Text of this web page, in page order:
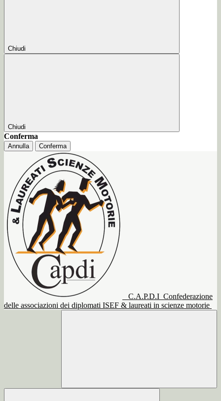
Chiudi
Chiudi
Conferma
Annulla Conferma
C.A.P.D.I Confederazione
delle associazioni dei diplomati ISEF & laureati in scienze motorie